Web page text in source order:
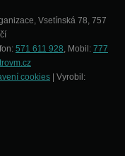
Vsetínská 78, 757
571 611 928, Mobil: 777
cookies | Vyrobil: